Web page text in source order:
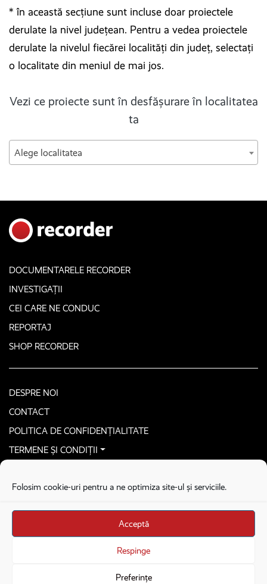
Folosim cookie-uri pentru a ne optimiza site-ul și serviciile.
Acceptă
Respinge
Preferințe
* în această secțiune sunt incluse doar proiectele
derulate la nivel județean. Pentru a vedea proiectele
derulate la nivelul fiecărei localități din județ, selectați
o localitate din meniul de mai jos.
Vezi ce proiecte sunt în desfășurare în localitatea
ta
Alege localitatea
DOCUMENTARELE RECORDER
INVESTIGAȚII
CEI CARE NE CONDUC
REPORTAJ
SHOP RECORDER
DESPRE NOI
CONTACT
POLITICA DE CONFIDENȚIALITATE
TERMENE ȘI CONDIȚII
Stega creative
Brandul Recorder e operat de Asociația Recorder Community, sub licența SC
Veniturile din donații sunt administrate de Asociația Recorder Community